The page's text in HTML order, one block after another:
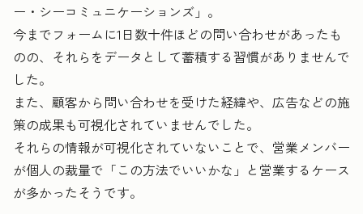
ー・シーコミュニケーションズ」。
今までフォームに1日数十件ほどの問い合わせがあったも
のの、それらをデータとして蓄積する習慣がありませんで
した。
また、顧客から問い合わせを受けた経緯や、広告などの施
策の成果も可視化されていませんでした。
それらの情報が可視化されていないことで、営業メンバー
が個人の裁量で「この方法でいいかな」と営業するケース
が多かったそうです。